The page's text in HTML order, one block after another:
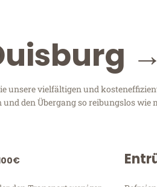
unsere vielfältigen und
den Übergang so reibungslos wie